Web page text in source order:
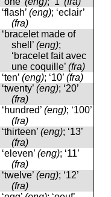
‘flash’ (eng); ‘eclair’
(fra)
‘bracelet made of
shell’ (eng);
‘bracelet fait avec
une coquille’ (fra)
‘ten’ (eng); ‘10’ (fra)
‘twenty’ (eng); ‘20’
(fra)
‘hundred’ (eng); ‘100’
(fra)
‘thirteen’ (eng); ‘13’
(fra)
‘eleven’ (eng); ‘11’
(fra)
‘twelve’ (eng); ‘12’
(fra)